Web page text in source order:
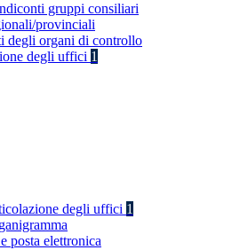
gruppi consiliari
provinciali
degli organi di controllo
degli uffici 1
degli uffici 1
posta elettronica